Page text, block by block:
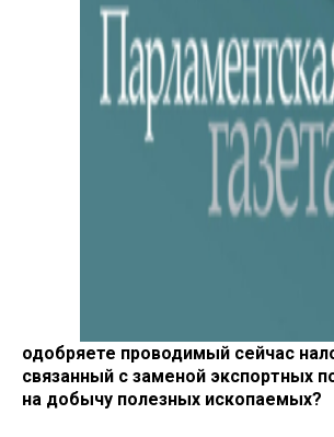
одобряете проводимый сей­час
связанный с заменой экспортных
на добычу полезных ископа­емых?